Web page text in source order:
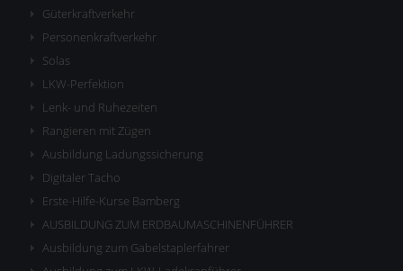
Güterkraftverkehr
Personenkraftverkehr
Solas
LKW-Perfektion
Lenk- und Ruhezeiten
Rangieren mit Zügen
Ausbildung Ladungssicherung
Digitaler Tacho
Erste-Hilfe-Kurse Bamberg
AUSBILDUNG ZUM ERDBAUMASCHINENFÜHRER
Ausbildung zum Gabelstaplerfahrer